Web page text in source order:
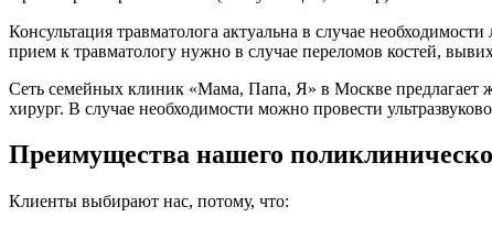
Консультация травматолога актуальна в случае
прием к травматологу нужно в случае переломов костей,
Сеть семейных клиник «Мама, Папа, Я» в Москве предлагает
хирург. В случае необходимости можно провести
Преимущества нашего
Клиенты выбирают нас, потому, что: